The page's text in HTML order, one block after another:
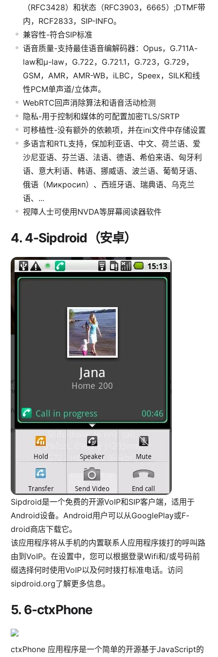
（RFC3428）和状态（RFC3903，6665）;DTMF带
内，RCF2833，SIP-INFO。
兼容性-符合SIP标准
语音质量-支持最佳语音编解码器：Opus，G.711A-
law和μ-law，G.722，G.721.1，G.723，G.729，
GSM，AMR，AMR-WB，iLBC，Speex，SILK和线
性PCM单声道/立体声。
WebRTC回声消除算法和语音活动检测
隐私-用于控制和媒体的可配置加密TLS/SRTP
可移植性-没有额外的依赖项，并在ini文件中存储设置
多语言和RTL支持，保加利亚语、中文、荷兰语、爱
沙尼亚语、芬兰语、法语、德语、希伯来语、匈牙利
语、意大利语、韩语、挪威语、波兰语、葡萄牙语、
俄语（Микросип）、西班牙语、瑞典语、乌克兰
语、...
视障人士可使用NVDA等屏幕阅读器软件
4. 4-Sipdroid（安卓）
Sipdroid是一个免费的开源VoIP和SIP客户端，适用于
Android设备。Android用户可以从GooglePlay或F-
droid商店下载它。
该应用程序将从手机的内置联系人应用程序拨打的呼叫路
由到VoIP。在设置中，您可以根据登录Wifi和/或号码前
缀选择何时使用VoIP以及何时拨打标准电话。访问
sipdroid.org了解更多信息。
5. 6-ctxPhone
ctxPhone 应用程序是一个简单的开源基于JavaScript的